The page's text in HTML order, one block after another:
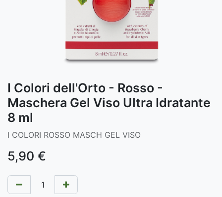
I Colori dell'Orto - Rosso -
Maschera Gel Viso Ultra Idratante
8 ml
I COLORI ROSSO MASCH GEL VISO
5,90 €